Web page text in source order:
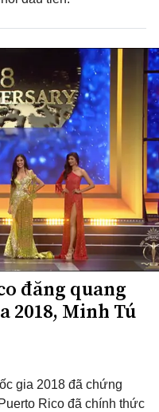
đăng quang
2018, Minh Tú
gia 2018 đã chứng
Rico đã chính thức